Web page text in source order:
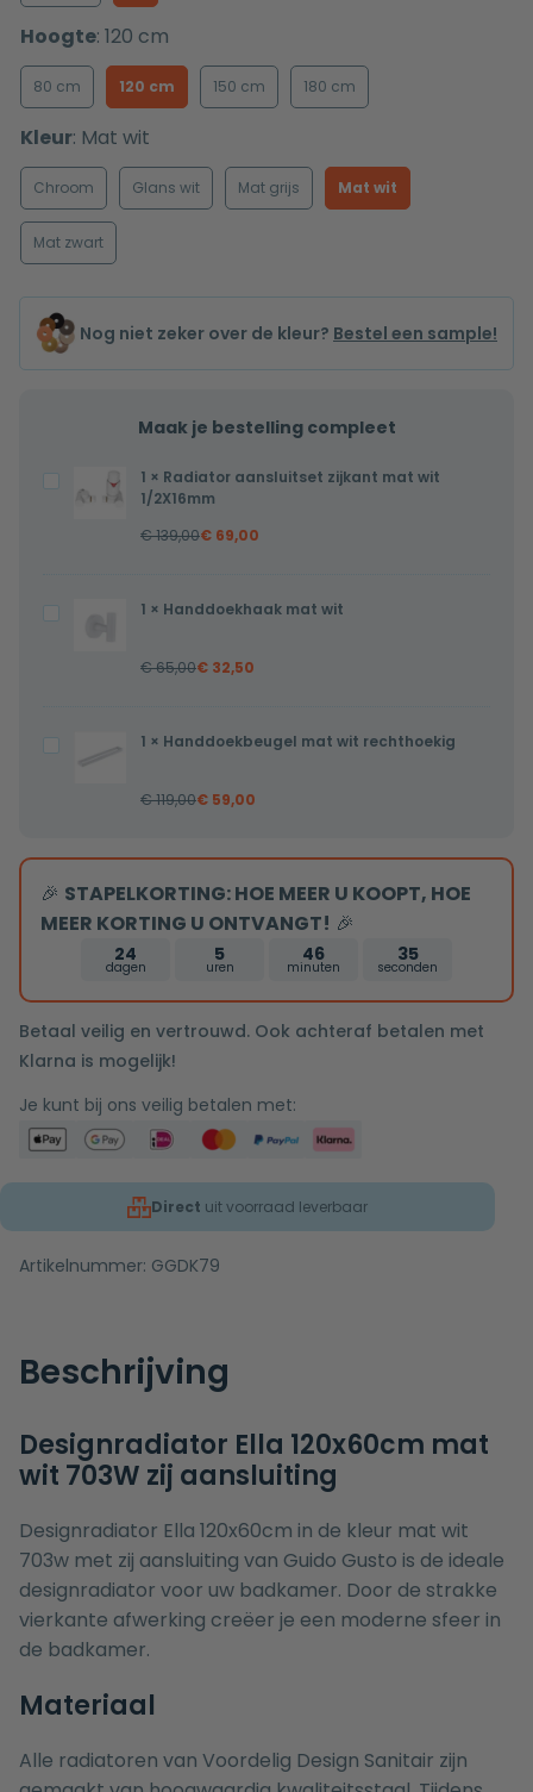
Hoogte: 120 cm
80 cm 120 cm 150 cm 180 cm
Kleur: Mat wit
Chroom Glans wit Mat grijs Mat wit
Mat zwart
Nog niet zeker over de kleur? Bestel een sample!
Maak je bestelling compleet
Radiator
aansluitset
1/2X16mm
1 × Radiator aansluitset zijkant mat wit
1/2X16mm
€139,00€ 69,00
Handdoekhaak
1 × Handdoekhaak mat wit
€65,00€ 32,50
Handdoekbeugel
1 × Handdoekbeugel mat wit rechthoekig
€119,00€ 59,00
🎉 STAPELKORTING: HOE MEER U KOOPT, HOE
MEER KORTING U ONTVANGT! 🎉
24
dagen
5
uren
46
minuten
34
seconden
Betaal veilig en vertrouwd. Ook achteraf betalen met
Klarna is mogelijk!
Je kunt bij ons veilig betalen met:
Direct uit voorraad leverbaar
Artikelnummer: GGDK79
Beschrijving
Designradiator Ella 120x60cm mat
wit 703W zij aansluiting
Designradiator Ella 120x60cm in de kleur mat wit
703w met zij aansluiting van Guido Gusto is de ideale
designradiator voor uw badkamer. Door de strakke
vierkante afwerking creëer je een moderne sfeer in
de badkamer.
Materiaal
Alle radiatoren van Voordelig Design Sanitair zijn